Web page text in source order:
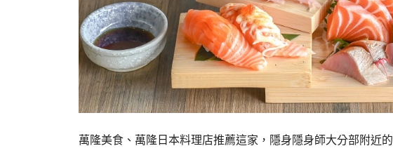
萬隆美食、萬隆日本料理店推薦這家，隱身隱身師大分部附近的